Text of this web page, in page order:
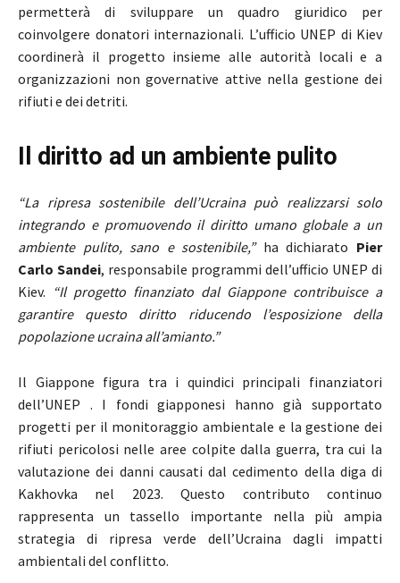
permetterà di sviluppare un quadro giuridico per
coinvolgere donatori internazionali. L’ufficio UNEP di Kiev
coordinerà il progetto insieme alle autorità locali e a
organizzazioni non governative attive nella gestione dei
rifiuti e dei detriti.
Il diritto ad un ambiente pulito
“La ripresa sostenibile dell’Ucraina può realizzarsi solo
integrando e promuovendo il diritto umano globale a un
ambiente pulito, sano e sostenibile,”ha dichiarato Pier
Carlo Sandei, responsabile programmi dell’ufficio UNEP di
Kiev. “Il progetto finanziato dal Giappone contribuisce a
garantire questo diritto riducendo l’esposizione della
popolazione ucraina all’amianto.”
Il Giappone figura tra i quindici principali finanziatori
dell’UNEP . I fondi giapponesi hanno già supportato
progetti per il monitoraggio ambientale e la gestione dei
rifiuti pericolosi nelle aree colpite dalla guerra, tra cui la
valutazione dei danni causati dal cedimento della diga di
Kakhovka nel 2023. Questo contributo continuo
rappresenta un tassello importante nella più ampia
strategia di ripresa verde dell’Ucraina dagli impatti
ambientali del conflitto.